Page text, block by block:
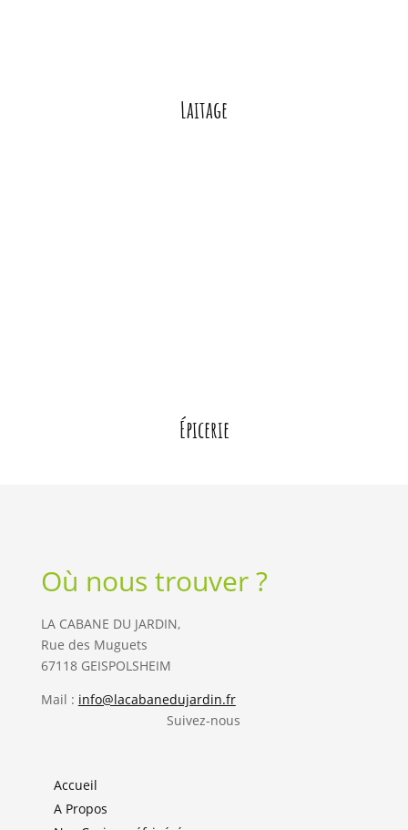
Laitage
Épicerie
Où nous trouver ?
LA CABANE DU JARDIN,
Rue des Muguets
67118 GEISPOLSHEIM
Mail : info@lacabanedujardin.fr
Suivez-nous
Accueil
A Propos